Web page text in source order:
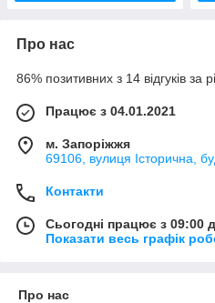
Про нас
86% позитивних з 14 відгуків за
Працює з 04.01.2021
м. Запоріжжя
69106, вулиця Історична,
Контакти
Сьогодні працює з 09:00
Показати весь графік
Про нас